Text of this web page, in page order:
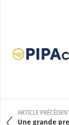
ARTICLE
Une grande